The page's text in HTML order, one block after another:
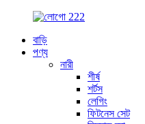
বাড়ি
পণ্য
নারী
শীর্ষ
শর্টস
লেগিং
ফিটনেস সেট